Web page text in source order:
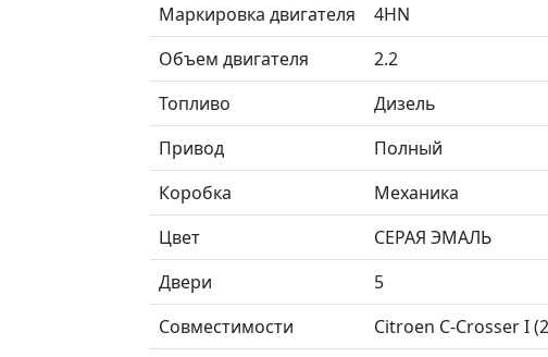
Маркировка двигателя
4HN
Объем двигателя
2.2
Топливо
Дизель
Привод
Полный
Коробка
Механика
Цвет
СЕРАЯ ЭМАЛЬ
Двери
5
Совместимости
Citroen C-Crosser I